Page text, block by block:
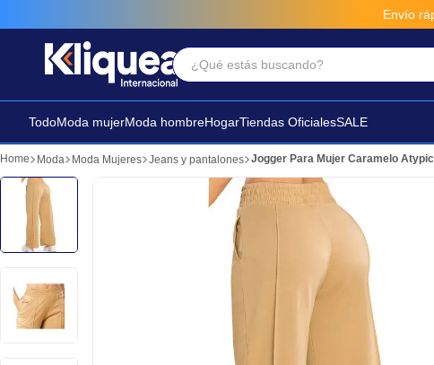
Envío rápido, gratis y
¿Qué estás buscando?
TodoModa mujerModa hombreHogarTiendas OficialesSALE
Moda Moda Mujeres Jeans y pantalones Jogger Para Mujer Caramelo
Términos Más Buscados
2. sandalia